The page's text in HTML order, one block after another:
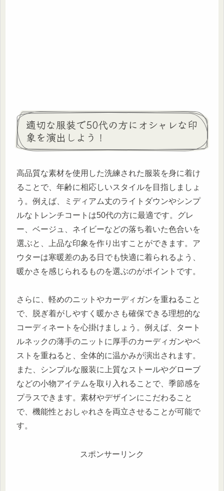
適切な服装で50代の方にオシャレな印
象を演出しよう！
高品質な素材を使用した洗練された服装を身に着け
ることで、年齢に相応しいスタイルを目指しましょ
う。例えば、ミディアム丈のライトダウンやシンプ
ルなトレンチコートは50代の方に最適です。グレ
ー、ベージュ、ネイビーなどの落ち着いた色合いを
選ぶと、上品な印象を作り出すことができます。ア
ウターは寒暖差のある日でも快適に着られるよう、
暖かさを感じられるものを選ぶのがポイントです。
さらに、軽めのニットやカーディガンを重ねること
で、脱ぎ着がしやすく暖かさも確保できる理想的な
コーディネートを心掛けましょう。例えば、タート
ルネックの薄手のニットに厚手のカーディガンやベ
ストを重ねると、全体的に温かみが演出されます。
また、シンプルな服装に上質なストールやグローブ
などの小物アイテムを取り入れることで、季節感を
プラスできます。素材やデザインにこだわること
で、機能性とおしゃれさを両立させることが可能で
す。
スポンサーリンク